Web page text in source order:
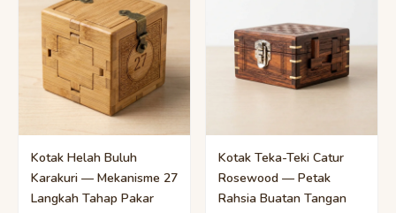
Kotak Helah Buluh
Karakuri — Mekanisme 27
Langkah Tahap Pakar
Kotak Teka-Teki Catur
Rosewood — Petak
Rahsia Buatan Tangan